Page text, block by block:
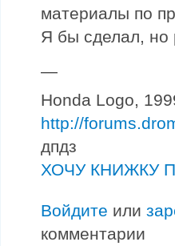
материалы по
Я бы сделал, но
—
Honda Logo,
http://
дпдз
ХОЧУ КНИЖКУ
Войдите или
комментарии